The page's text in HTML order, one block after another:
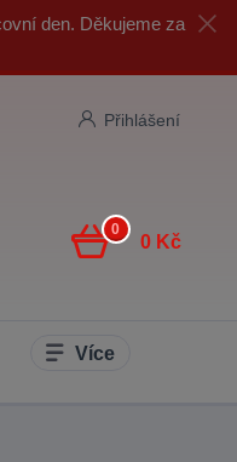
den. Děkujeme za
Přihlášení
0
0 Kč
Více